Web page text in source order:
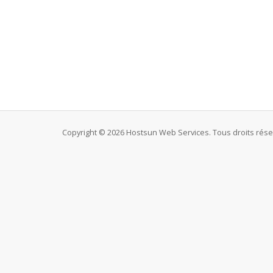
Copyright © 2026 Hostsun Web Services. Tous droits